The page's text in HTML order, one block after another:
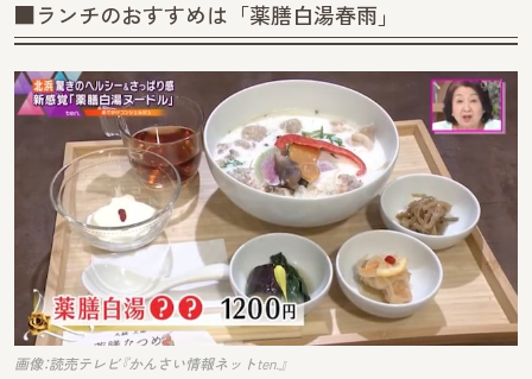
■ランチのおすすめは「薬膳白湯春雨」
画像：読売テレビ『かんさい情報ネットten.』